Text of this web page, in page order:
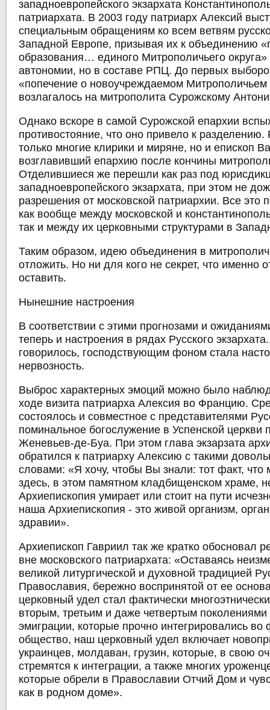
западноевропейского экзархата
патриархата. В 2003 году патриарх Алексий
специальным обращениям ко всем ветвям
Западной Европе, призывая их к объединению
образования… единого Митрополичьего
автономии, но в составе РПЦ. До первых
«попечение о новоучреждаемом Митрополичьем
возлагалось на митрополита Сурожскому
Однако вскоре в самой Сурожской епархии
противостояние, что оно привело к
только многие клирики и миряне, но и епископ
возглавивший епархию после кончины
Отделившиеся же перешли как раз под
западноевропейского экзархата, при этом не
разрешения от московской патриархии. Все это
как вообще между московской и
так и между их церковными структурами в
Таким образом, идею объединения в
отложить. Но ни для кого не секрет, что именно
оставить.
Нынешние настроения
В соответствии с этими прогнозами и
теперь и настроения в рядах Русского
говорилось, господствующим фоном стала
нервозность.
Выброс характерных эмоций можно было
ходе визита патриарха Алексия во Францию.
состоялось и совместное с представителями
поминальное богослужение в Успенской
Женевьев-де-Буа. При этом глава экзарзата
обратился к патриарху Алексию с такими
словами: «Я хочу, чтобы Вы знали: тот факт,
здесь, в этом памятном кладбищенском храме,
Архиепископия умирает или стоит на пути
наша Архиепископия - это живой организм,
здравии».
Архиепископ Гавриил так же кратко обосновал
вне московского патриархата: «Оставаясь
великой литургической и духовной традицией
Православия, бережно воспринятой от ее
церковный удел стал фактически
вторым, третьим и даже четвертым поколениями
эмиграции, которые прочно интегрировались во
общество, наш церковный удел включает
украинцев, молдаван, грузин, которые, в свою
стремятся к интеграции, а также многих
которые обрели в Православии Отчий Дом и
как в родном доме».